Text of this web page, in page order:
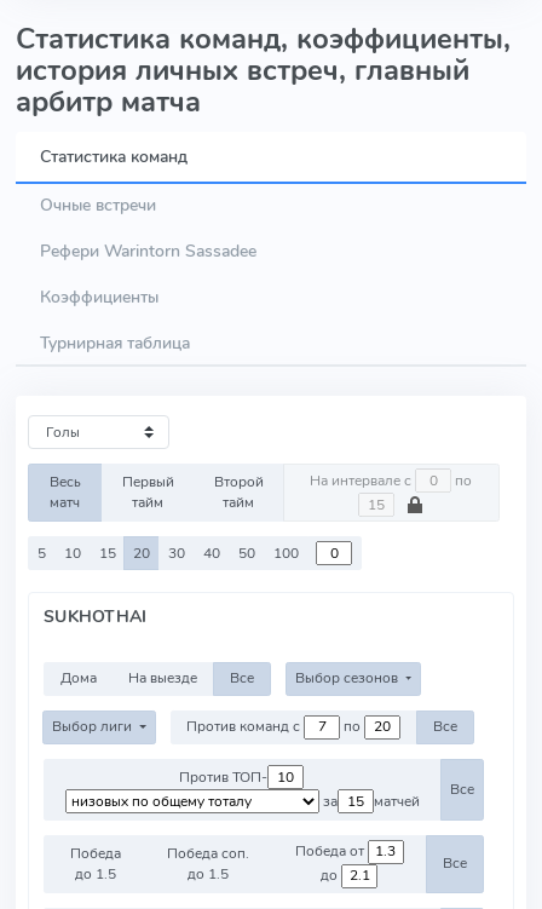
Статистика команд, коэффициенты,
история личных встреч, главный
арбитр матча
Статистика команд
Очные встречи
Рефери Warintorn Sassadee
Коэффициенты
Турнирная таблица
Весь
матч
Первый
тайм
Второй
тайм
На интервале с по
5 10 15 20 30 40 50 100
SUKHOTHAI
Дома На выезде Все Выбор сезонов
Выбор лиги Против команд с по Все
Против ТОП-
за
матчей
Все
Победа
до 1.5
Победа соп.
до 1.5
Победа от
до
Все